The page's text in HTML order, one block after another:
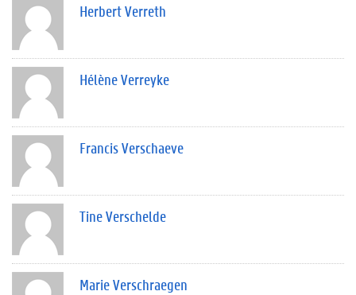
Herbert Verreth
Hélène Verreyke
Francis Verschaeve
Tine Verschelde
Marie Verschraegen